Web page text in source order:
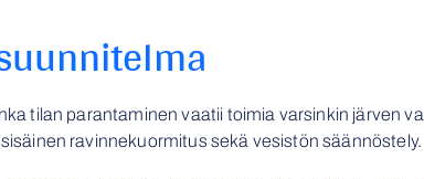
tilan parantaminen vaatii toimia varsinkin järven
ravinnekuormitus sekä vesistön säännöstely.